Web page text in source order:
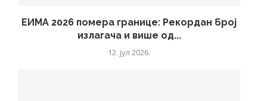
ЕИМА 2026 помера границе: Рекордан број
излагача и више од...
12. јул 2026.